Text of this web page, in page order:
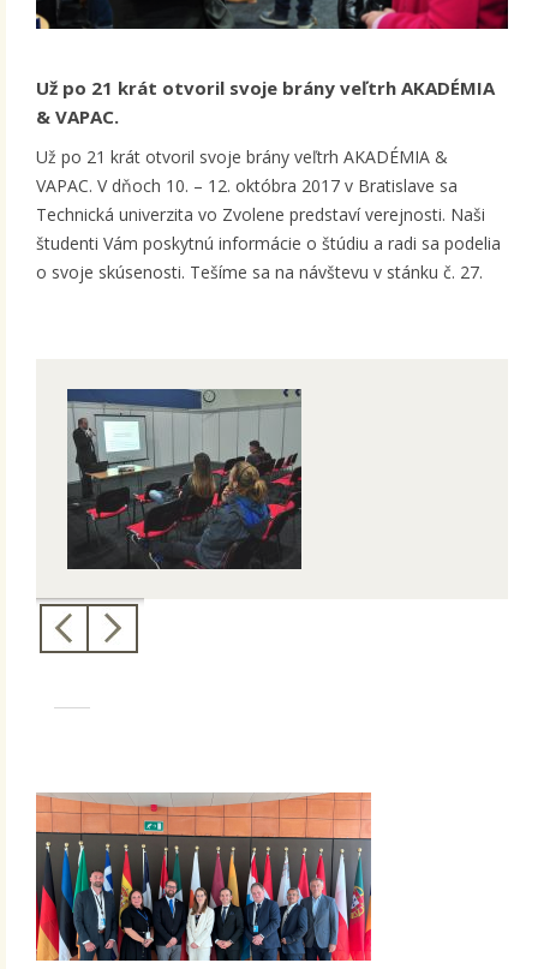
Už po 21 krát otvoril svoje brány veľtrh AKADÉMIA
& VAPAC.
Už po 21 krát otvoril svoje brány veľtrh AKADÉMIA &
VAPAC. V dňoch 10. – 12. októbra 2017 v Bratislave sa
Technická univerzita vo Zvolene predstaví verejnosti. Naši
študenti Vám poskytnú informácie o štúdiu a radi sa podelia
o svoje skúsenosti. Tešíme sa na návštevu v stánku č. 27.